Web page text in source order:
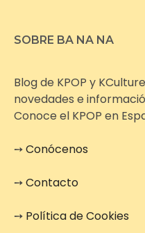
SOBRE BA NA NA
Blog de KPOP y
novedades e
Conoce el KPOP en
➙Conócenos
➙Contacto
➙ Política de Cookies